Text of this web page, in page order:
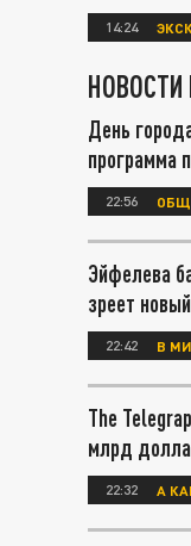
14:24
НОВОСТИ
День
программа
22:56
Эйфелева
зреет
22:42 В
The
млрд
22:32 А